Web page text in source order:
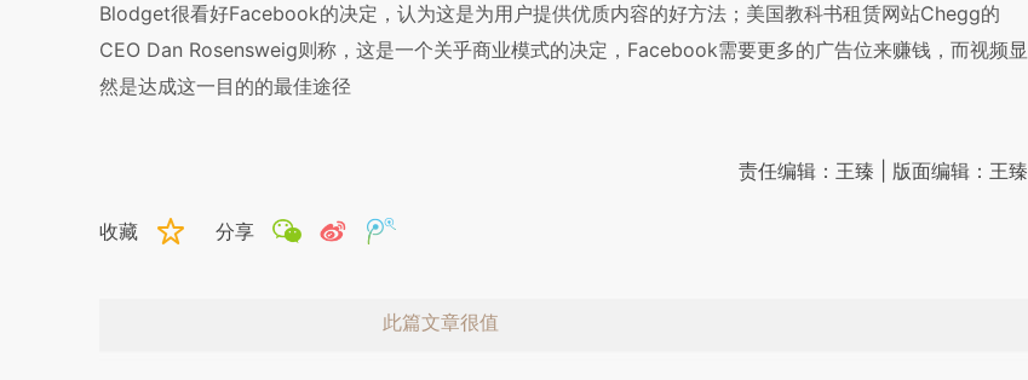
Blodget很看好Facebook的决定，认为这是为用户提供优质内容的好方法；美国教科书租赁网站Chegg的
CEO Dan Rosensweig则称，这是一个关乎商业模式的决定，Facebook需要更多的广告位来赚钱，而视频显
然是达成这一目的的最佳途径
责任编辑：王臻 | 版面编辑：王臻
收藏 分享
此篇文章很值